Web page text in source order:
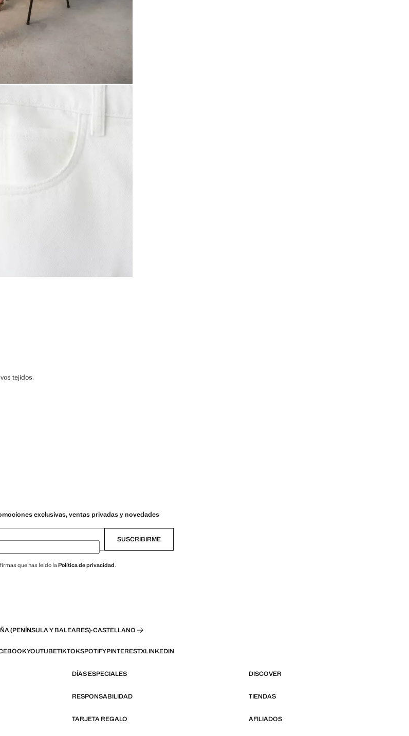
tejidos.
exclusivas, ventas privadas y novedades
SUSCRIBIRME
que has leído laPolítica de privacidad.
(PENÍNSULA Y BALEARES)·CASTELLANO
YOUTUBETIKTOKSPOTIFYPINTERESTXLINKEDIN
DÍAS ESPECIALES DISCOVER
RESPONSABILIDAD TIENDAS
TARJETA REGALO AFILIADOS